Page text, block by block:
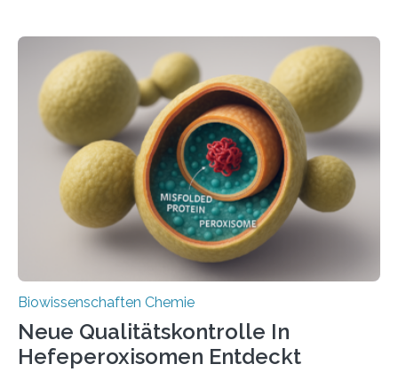
Biowissenschaften Chemie
Neue Qualitätskontrolle In
Hefeperoxisomen Entdeckt